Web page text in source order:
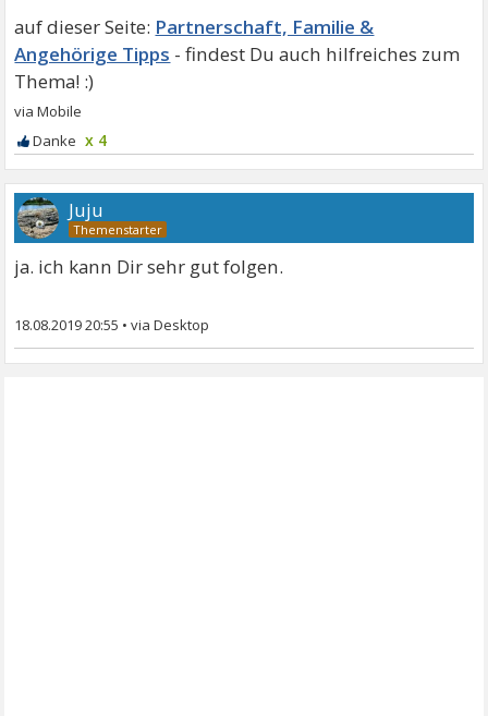
Partnerschaft, Familie &
Angehörige Tipps
x 4
Juju
ja. ich kann Dir sehr gut folgen.
18.08.2019 20:55 •